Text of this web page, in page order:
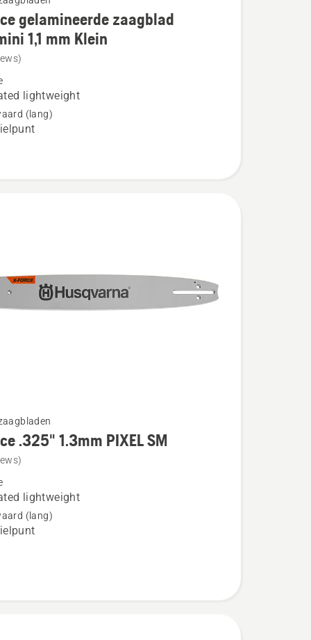
gelamineerde zaagblad
1,1 mm Klein
lightweight
(lang)
.325" 1.3mm PIXEL SM
lightweight
(lang)